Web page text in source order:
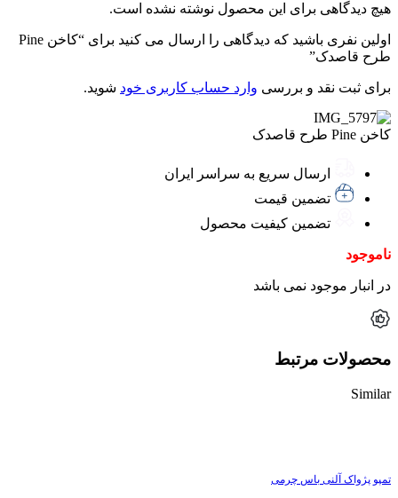
هیچ دیدگاهی برای این محصول نوشته نشده است.
اولین نفری باشید که دیدگاهی را ارسال می کنید برای “کاخن Pine
طرح قاصدک”
برای ثبت نقد و بررسی وارد حساب کاربری خود شوید.
کاخن Pine طرح قاصدک
ارسال سریع به سراسر ایران
تضمین قیمت
تضمین کیفیت محصول
ناموجود
در انبار موجود نمی باشد
محصولات مرتبط
Similar
تمپو پژواک آلنی باس چرمی